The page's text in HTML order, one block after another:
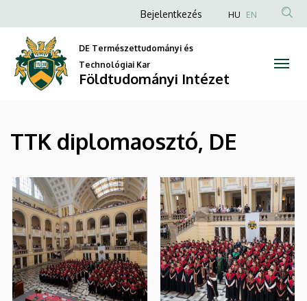
Földtudományi
Intézet
a
tartalomra
Anonim
fiók
menüje
Bejelentkezés HU EN
DE Természettudományi és
Technológiai Kar
Földtudományi Intézet
TTK diplomaosztó, DE